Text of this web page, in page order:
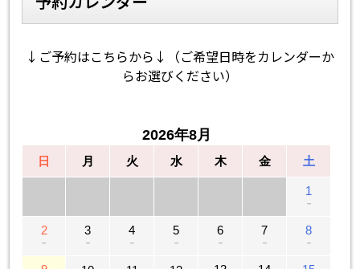
↓ご予約はこちらから↓（ご希望日時をカレンダーか
らお選びください）
2026年8月
日 月 火 水 木 金 土
1
－
2
－
3
－
4
－
5
－
6
－
7
－
8
－